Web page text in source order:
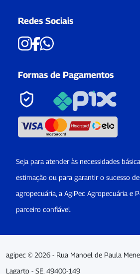
Redes Sociais
Formas de Pagamentos
Seja para atender às necessidades
estimação ou para garantir o sucesso
agropecuária, a AgiPec Agropecuária e
parceiro confiável.
agipec © 2026 - Rua Manoel de Paula
Lagarto - SE, 49400-149